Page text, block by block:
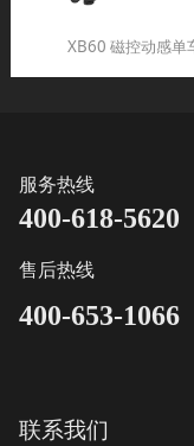
XB60 磁控动感单
服务热线
400-618-5620
售后热线
400-653-1066
联系我们